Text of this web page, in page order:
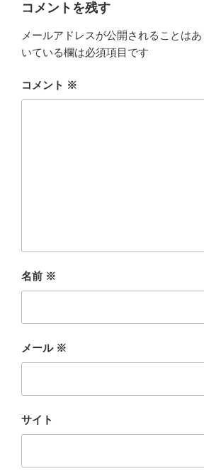
コメントを残す
メールアドレスが公開されることはあ
いている欄は必須項目です
コメント ※
名前 ※
メール ※
サイト